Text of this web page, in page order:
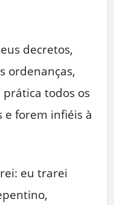
decretos,
ordenanças,
todos os
forem infiéis à
eu trarei